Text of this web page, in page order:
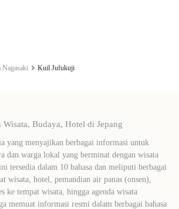
Nagasaki Kuil Jufukuji
Budaya, Hotel di Jepang
yang menyajikan berbagai informasi untuk
dan warga lokal yang berminat dengan wisata
tersedia dalam 10 bahasa dan meliputi berbagai
wisata, hotel, pemandian air panas (onsen),
ke tempat wisata, hingga agenda wisata
memuat informasi resmi dalam berbagai bahasa